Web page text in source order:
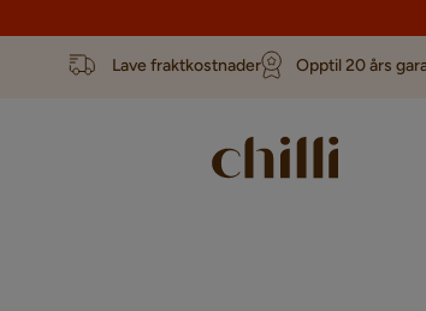
Lave fraktkostnader Opptil 20 års